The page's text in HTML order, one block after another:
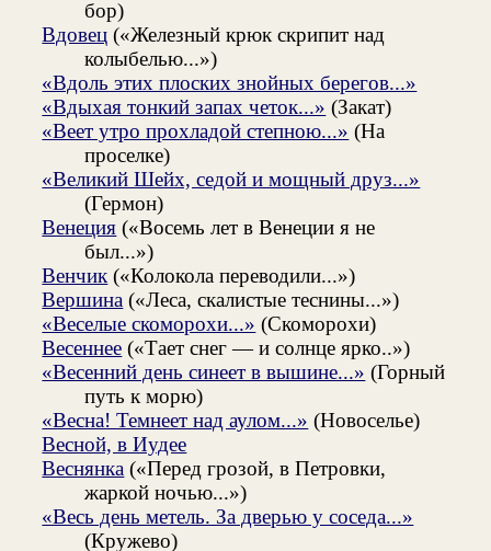
бор)
Вдовец («Железный крюк скрипит над
колыбелью...»)
«Вдоль этих плоских знойных берегов...»
«Вдыхая тонкий запах четок...» (Закат)
«Веет утро прохладой степною...» (На
проселке)
«Великий Шейх, седой и мощный друз...»
(Гермон)
Венеция («Восемь лет в Венеции я не
был...»)
Венчик («Колокола переводили...»)
Вершина («Леса, скалистые теснины...»)
«Веселые скоморохи...» (Скоморохи)
Весеннее («Тает снег — и солнце ярко..»)
«Весенний день синеет в вышине...» (Горный
путь к морю)
«Весна! Темнеет над аулом...» (Новоселье)
Весной, в Иудее
Веснянка («Перед грозой, в Петровки,
жаркой ночью...»)
«Весь день метель. За дверью у соседа...»
(Кружево)